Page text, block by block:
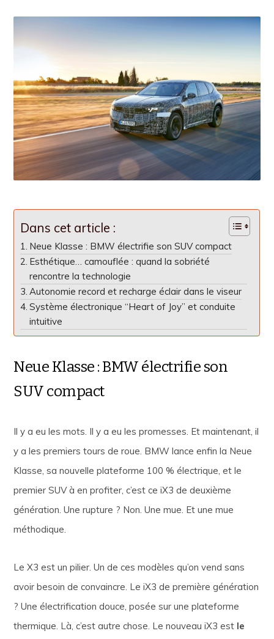
Dans cet article :
Neue Klasse : BMW électrifie son SUV compact
Esthétique… camouflée : quand la sobriété
rencontre la technologie
Autonomie record et recharge éclair dans le viseur
Système électronique “Heart of Joy” et conduite
intuitive
Neue Klasse : BMW électrifie son
SUV compact
Il y a eu les mots. Il y a eu les promesses. Et maintenant, il
y a les premiers tours de roue. BMW lance enfin la Neue
Klasse, sa nouvelle plateforme 100 % électrique, et le
premier SUV à en profiter, c’est ce iX3 de deuxième
génération. Une rupture ? Non. Une mue. Et une mue
méthodique.
Le X3 est un pilier. Un de ces modèles qu’on vend sans
avoir besoin de convaincre. Le iX3 de première génération
? Une électrification douce, posée sur une plateforme
thermique. Là, c’est autre chose. Le nouveau iX3 est le